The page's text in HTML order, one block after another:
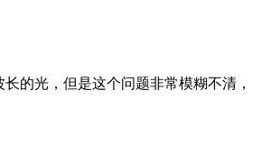
的光，但是这个问题非常模糊不清，